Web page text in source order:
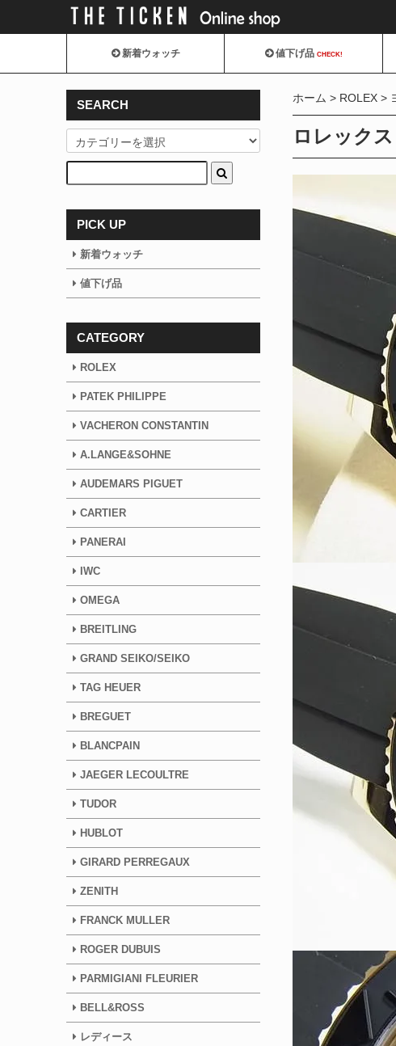
新着ウォッチ 値下げ品 CHECK!
ホーム ROLEX
ロレック
SEARCH
PICK UP
新着ウォッチ
値下げ品
CATEGORY
ROLEX
PATEK PHILIPPE
VACHERON CONSTANTIN
A.LANGE&SOHNE
AUDEMARS PIGUET
CARTIER
PANERAI
IWC
OMEGA
BREITLING
GRAND SEIKO/SEIKO
TAG HEUER
BREGUET
BLANCPAIN
JAEGER LECOULTRE
TUDOR
HUBLOT
GIRARD PERREGAUX
ZENITH
FRANCK MULLER
ROGER DUBUIS
PARMIGIANI FLEURIER
BELL&ROSS
レディース